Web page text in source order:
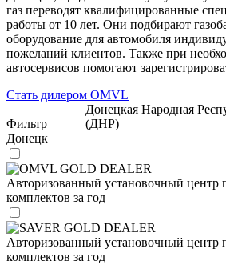
газ переводят квалифицированные
работы от 10 лет. Они подбирают
оборудование для автомобиля
пожеланий клиентов. Также при
автосервисов помогают
Стать дилером OMVL
Фильтр
Донецкая Народная
(ДНР)
Донецк
OMVL GOLD DEALER
Авторизованный установочный центр
комплектов за год
SAVER GOLD DEALER
Авторизованный установочный центр
комплектов за год